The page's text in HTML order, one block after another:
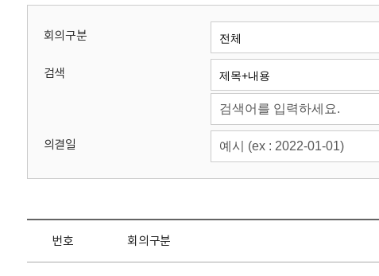
회
회의구분
검색
의결일
번호 회의구분